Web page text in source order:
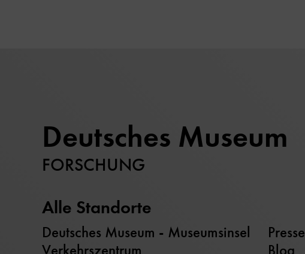
Deutsches Museum
FORSCHUNG
Alle Standorte
Deutsches Museum - Museumsinsel
Verkehrszentrum
Presse
Blog